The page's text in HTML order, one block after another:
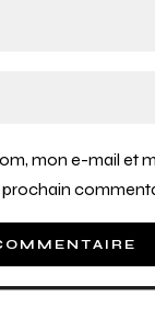
mon e-mail et